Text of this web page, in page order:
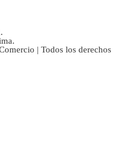
| Todos los derechos